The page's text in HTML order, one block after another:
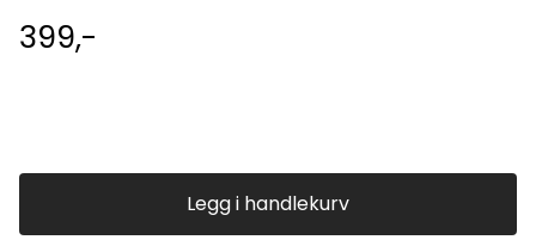
399,-
Legg i handlekurv